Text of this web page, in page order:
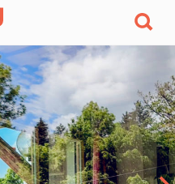
photo
par
jour